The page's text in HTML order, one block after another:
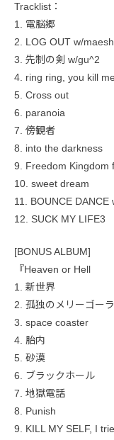
Tracklist：
1. 電脳郷
2. LOG OUT w/
3. 先制の剣 w/gu^2
4. ring ring, you kill
5. Cross out
6. paranoia
7. 傍観者
8. into the darkness
9. Freedom Kingdom
10. sweet dream
11. BOUNCE
12. SUCK MY LIFE3
[BONUS ALBUM]
『Heaven or Hell
1. 新世界
2. 孤独のメリーゴー
3. space coaster
4. 胎内
5. 砂漠
6. ブラックホール
7. 地獄電話
8. Punish
9. KILL MY SELF, I